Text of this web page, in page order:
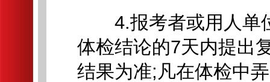
4.报考者或用人单
体检结论的7天内提出
结果为准;凡在体检中